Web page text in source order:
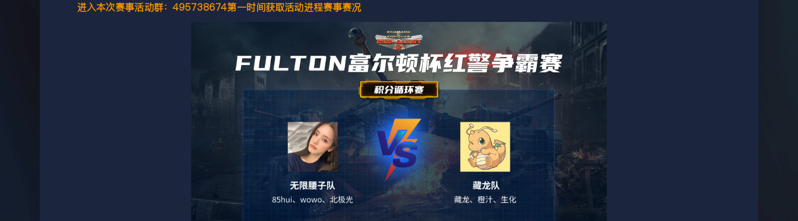
进入本次赛事活动群：495738674第一时间获取活动进程赛事赛况